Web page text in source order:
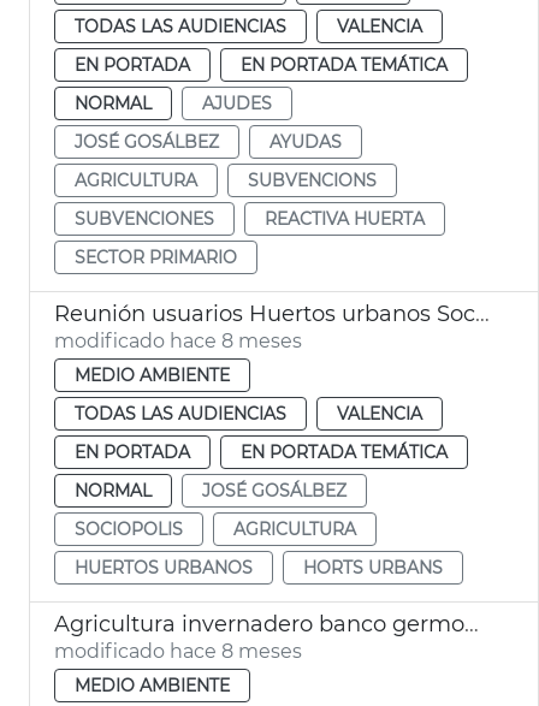
TODAS LAS AUDIENCIAS
VALENCIA
EN PORTADA
EN PORTADA TEMÁTICA
NORMAL
AJUDES
JOSÉ GOSÁLBEZ
AYUDAS
AGRICULTURA
SUBVENCIONS
SUBVENCIONES
REACTIVA HUERTA
SECTOR PRIMARIO
Reunión usuarios Huertos urbanos Sociópolis
modificado hace 8 meses
MEDIO AMBIENTE
TODAS LAS AUDIENCIAS
VALENCIA
EN PORTADA
EN PORTADA TEMÁTICA
NORMAL
JOSÉ GOSÁLBEZ
SOCIOPOLIS
AGRICULTURA
HUERTOS URBANOS
HORTS URBANS
Agricultura invernadero banco germoplasma variedades tomate
modificado hace 8 meses
MEDIO AMBIENTE